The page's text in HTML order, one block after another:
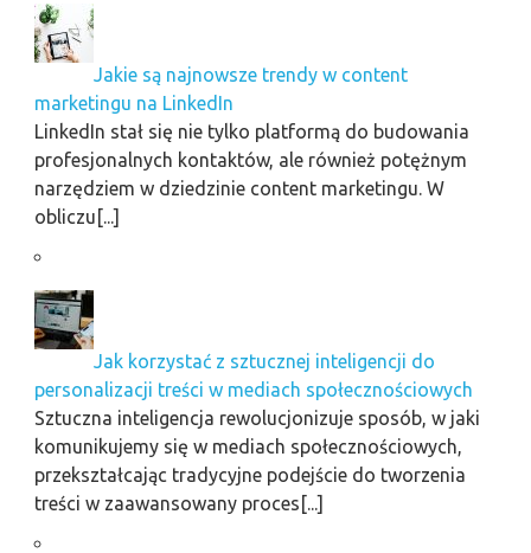
Jakie są najnowsze trendy w content
marketingu na LinkedIn
LinkedIn stał się nie tylko platformą do budowania
profesjonalnych kontaktów, ale również potężnym
narzędziem w dziedzinie content marketingu. W
obliczu[...]
Jak korzystać z sztucznej inteligencji do
personalizacji treści w mediach społecznościowych
Sztuczna inteligencja rewolucjonizuje sposób, w jaki
komunikujemy się w mediach społecznościowych,
przekształcając tradycyjne podejście do tworzenia
treści w zaawansowany proces[...]